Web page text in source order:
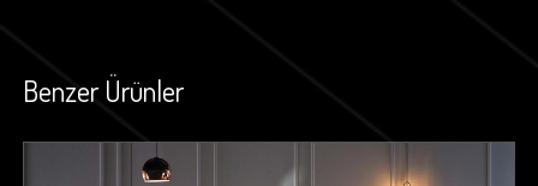
Benzer Ürünler